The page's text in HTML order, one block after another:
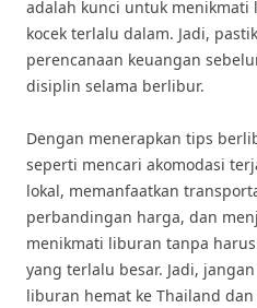
adalah kunci untuk
kocek terlalu dalam. Jadi,
perencanaan keuangan
disiplin selama berlibur.
Dengan menerapkan tips
seperti mencari akomodasi
lokal, memanfaatkan
perbandingan harga, dan
menikmati liburan tanpa
yang terlalu besar. Jadi,
liburan hemat ke Thailand